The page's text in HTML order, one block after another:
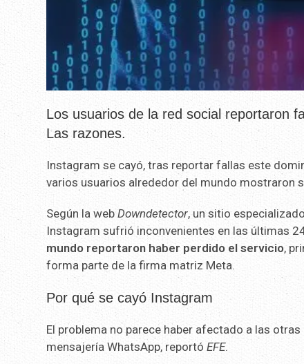
Los usuarios de la red social reportaron
Las razones.
Instagram se cayó, tras reportar fallas este
varios usuarios alrededor del mundo mostraron
Según la webDowndetector, un sitio
Instagram sufrió inconvenientes en las últimas
mundo reportaron haber perdido el servicio,
forma parte de la firma matriz Meta.
Por qué se cayó Instagram
El problema no parece haber afectado a las
mensajería WhatsApp, reportó EFE.